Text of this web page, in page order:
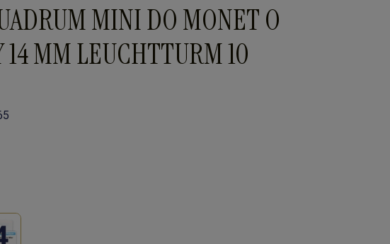
MINI DO MONET O
14 MM LEUCHTTURM 10